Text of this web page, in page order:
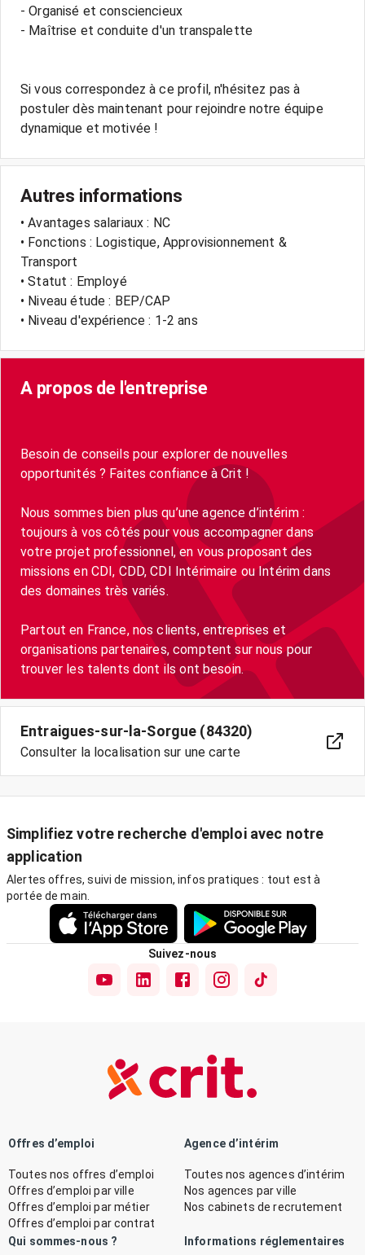
- Organisé et consciencieux
- Maîtrise et conduite d'un transpalette
Si vous correspondez à ce profil, n'hésitez pas à
postuler dès maintenant pour rejoindre notre équipe
Autres informations
• Avantages salariaux : NC
• Fonctions : Logistique, Approvisionnement &
Transport
• Statut : Employé
• Niveau étude : BEP/CAP
• Niveau d'expérience : 1-2 ans
A propos de l'entreprise
Besoin de conseils pour explorer de nouvelles
opportunités ? Faites confiance à Crit !
Nous sommes bien plus qu’une agence d’intérim :
toujours à vos côtés pour vous accompagner dans
votre projet professionnel, en vous proposant des
missions en CDI, CDD, CDI Intérimaire ou Intérim dans
des domaines très variés.
Partout en France, nos clients, entreprises et
organisations partenaires, comptent sur nous pour
trouver les talents dont ils ont besoin.
Entraigues-sur-la-Sorgue (84320)
Consulter la localisation sur une carte
Simplifiez votre recherche d'emploi avec notre
application
Alertes offres, suivi de mission, infos pratiques : tout est à
portée de main.
Suivez-nous
Offres d’emploi
Toutes nos offres d’emploi
Offres d’emploi par ville
Offres d’emploi par métier
Offres d’emploi par contrat
Agence d’intérim
Toutes nos agences d’intérim
Nos agences par ville
Nos cabinets de recrutement
Qui sommes-nous ? Informations réglementaires